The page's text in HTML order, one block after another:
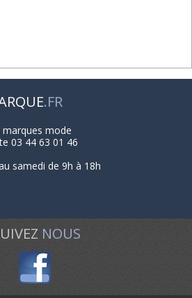
.FR
mode
03 44 63 01 46
samedi de 9h à 18h
NOUS